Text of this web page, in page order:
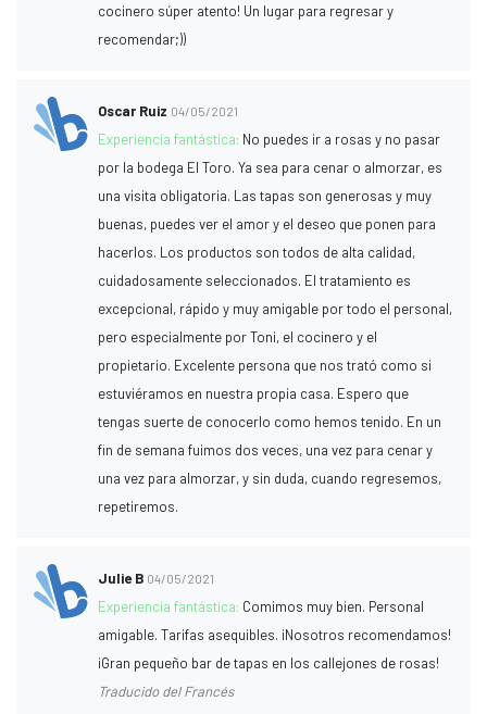
cocinero súper atento! Un lugar para regresar y
recomendar;))
Oscar Ruiz 04/05/2021
Experiencia fantástica: No puedes ir a rosas y no pasar
por la bodega El Toro. Ya sea para cenar o almorzar, es
una visita obligatoria. Las tapas son generosas y muy
buenas, puedes ver el amor y el deseo que ponen para
hacerlos. Los productos son todos de alta calidad,
cuidadosamente seleccionados. El tratamiento es
excepcional, rápido y muy amigable por todo el personal,
pero especialmente por Toni, el cocinero y el
propietario. Excelente persona que nos trató como si
estuviéramos en nuestra propia casa. Espero que
tengas suerte de conocerlo como hemos tenido. En un
fin de semana fuimos dos veces, una vez para cenar y
una vez para almorzar, y sin duda, cuando regresemos,
repetiremos.
Julie B 04/05/2021
Experiencia fantástica: Comimos muy bien. Personal
amigable. Tarifas asequibles. ¡Nosotros recomendamos!
¡Gran pequeño bar de tapas en los callejones de rosas!
Traducido del Francés